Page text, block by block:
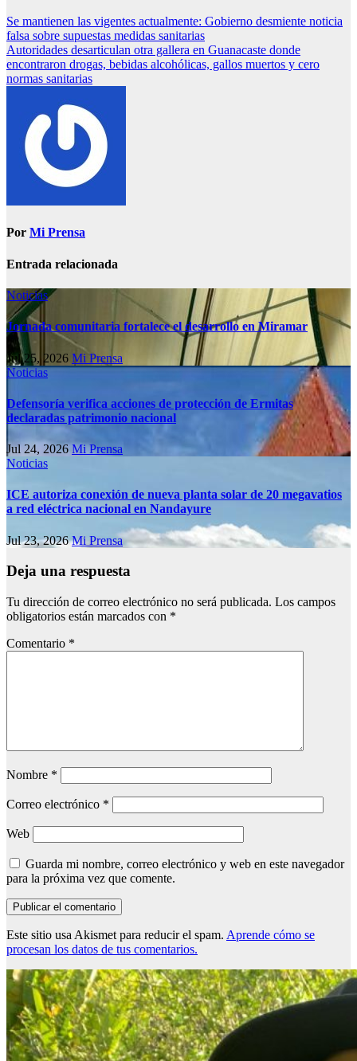
Se mantienen las vigentes actualmente: Gobierno desmiente noticia
falsa sobre supuestas medidas sanitarias
Autoridades desarticulan otra gallera en Guanacaste donde
encontraron drogas, bebidas alcohólicas, gallos muertos y cero
normas sanitarias
Por Mi Prensa
Entrada relacionada
Noticias
Jornada comunitaria fortalece el desarrollo en Miramar
Jul 25, 2026 Mi Prensa
Noticias
Defensoría verifica acciones de protección de Ermitas
declaradas patrimonio nacional
Jul 24, 2026Mi Prensa
Noticias
ICE autoriza conexión de nueva planta solar de 20 megavatios
a red eléctrica nacional en Nandayure
Jul 23, 2026Mi Prensa
Deja una respuesta
Tu dirección de correo electrónico no será publicada. Los campos
obligatorios están marcados con *
Comentario *
Nombre *
Correo electrónico *
Web
Guarda mi nombre, correo electrónico y web en este navegador
para la próxima vez que comente.
Este sitio usa Akismet para reducir el spam. Aprende cómo se
procesan los datos de tus comentarios.